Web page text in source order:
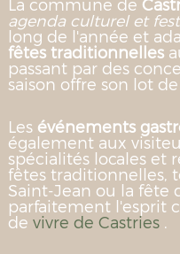
La commune de
agenda culturel et
long de l'année et
fêtes traditionnelles
passant par des
saison offre son lot
Les événements
également aux
spécialités locales et
fêtes traditionnelles,
Saint-Jean ou la fête
parfaitement l'esprit
de vivre de Castries .